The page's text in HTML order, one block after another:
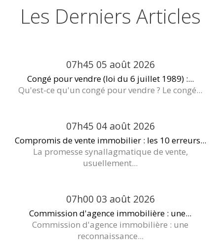
Les Derniers Articles
07h45 05 août 2026
Congé pour vendre (loi du 6 juillet 1989) :...
Qu'est-ce qu'un congé pour vendre ? Le congé...
07h45 04 août 2026
Compromis de vente immobilier : les 10 erreurs...
La promesse synallagmatique de vente,
usuellement...
07h00 03 août 2026
Commission d'agence immobilière : une...
Commission d'agence immobilière : une
reconnaissance...